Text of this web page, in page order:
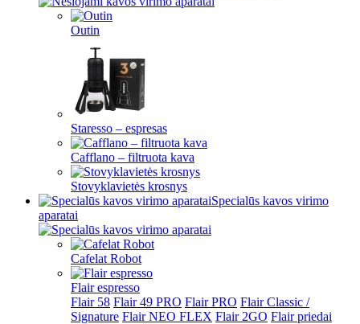
Outin
Staresso – espresas
Cafflano – filtruota kava
Stovyklavietės krosnys
Specialūs kavos virimo
aparatai
Cafelat Robot
Flair espresso
Flair 58 Flair 49 PRO Flair PRO Flair Classic /
Signature Flair NEO FLEX Flair 2GO Flair priedai